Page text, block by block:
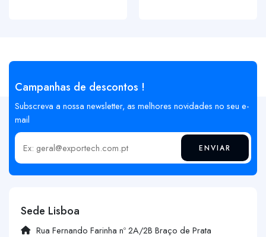
Campanhas de descontos !
Subscreva a nossa newsletter, as melhores novidades no seu e-
mail
Insira o seu email ENVIAR
Sede Lisboa
Rua Fernando Farinha nº 2A/2B Braço de Prata